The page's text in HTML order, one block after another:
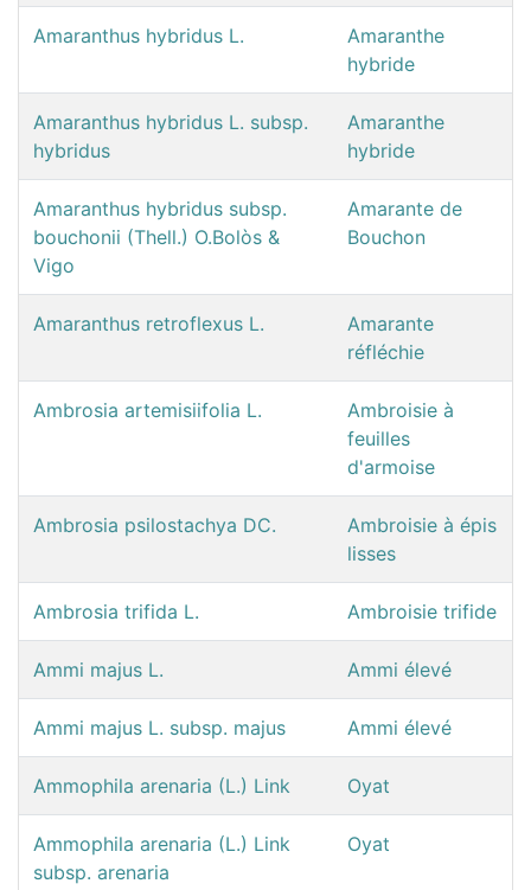
Amaranthus hybridus L.
Amaranthe
hybride
Amaranthus hybridus L. subsp.
hybridus
Amaranthe
hybride
Amaranthus hybridus subsp.
bouchonii (Thell.) O.Bolòs &
Vigo
Amarante de
Bouchon
Amaranthus retroflexus L.
Amarante
réfléchie
Ambrosia artemisiifolia L.
Ambroisie à
feuilles
d'armoise
Ambrosia psilostachya DC.
Ambroisie à épis
lisses
Ambrosia trifida L. Ambroisie trifide
Ammi majus L. Ammi élevé
Ammi majus L. subsp. majus Ammi élevé
Ammophila arenaria (L.) Link Oyat
Ammophila arenaria (L.) Link
subsp. arenaria
Oyat